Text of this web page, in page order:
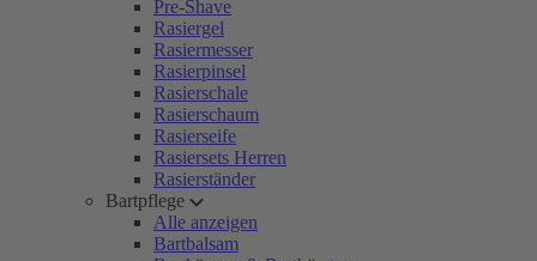
Pre-Shave
Rasiergel
Rasiermesser
Rasierpinsel
Rasierschale
Rasierschaum
Rasierseife
Rasiersets Herren
Rasierständer
Bartpflege
Alle anzeigen
Bartbalsam